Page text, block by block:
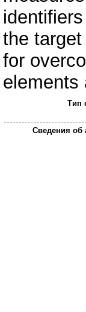
the
for
elements
Тип
Сведения об